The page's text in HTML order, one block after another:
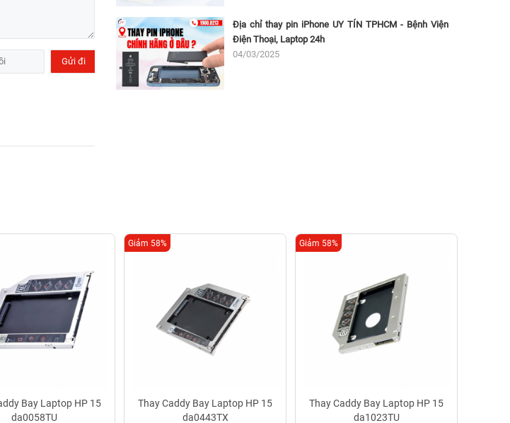
Địa chỉ thay pin iPhone UY TÍN TPHCM - Bệnh Viện
Điện Thoại, Laptop 24h
04/03/2025
Bay Laptop HP 15
da0058TU
Thay Caddy Bay Laptop HP 15
da0443TX
Giảm 58%
Thay Caddy Bay Laptop HP 15
da1023TU
Giảm 58%